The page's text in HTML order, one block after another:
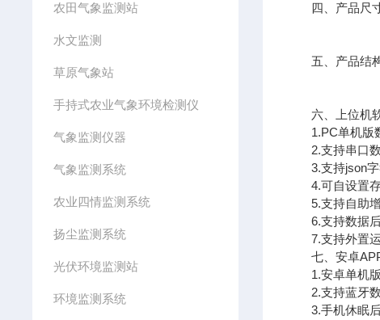
农田气象监测站
水文监测
草原气象站
手持式农业气象环境检测仪
气象监测仪器
气象监测系统
农业四情监测系统
扬尘监测系统
光伏环境监测站
环境监测系统
四、产品尺
五、产品结
六、上位机
1.PC单机版数
2.支持串口数
3.支持json字
4.可自设置存
5.支持自助增
6.支持数据后
7.支持外置运
七、安卓
1.安卓单机版
2.支持蓝牙数
3.手机休眠后